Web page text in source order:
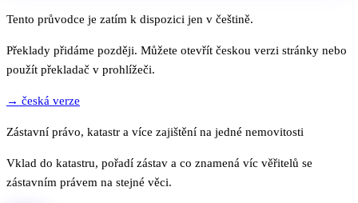
Tento průvodce je zatím k dispozici jen v češtině.
Překlady přidáme později. Můžete otevřít českou verzi stránky nebo
použít překladač v prohlížeči.
→ česká verze
Zástavní právo, katastr a více zajištění na jedné nemovitosti
Vklad do katastru, pořadí zástav a co znamená víc věřitelů se
zástavním právem na stejné věci.